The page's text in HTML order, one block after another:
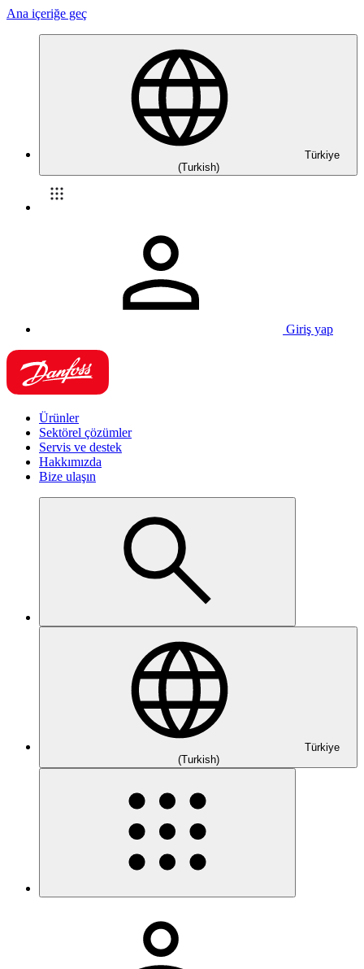
Ana içeriğe geç
Türkiye
(Turkish)
Giriş yap
Ürünler
Sektörel çözümler
Servis ve destek
Hakkımızda
Bize ulaşın
Türkiye
(Turkish)